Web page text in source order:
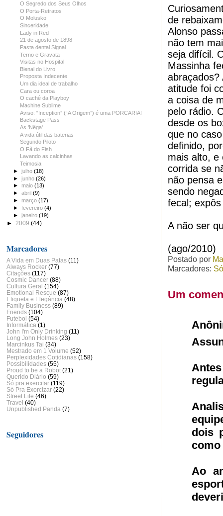
de
Alonso
não tem
seja difícil.
Massinha
abraçados?
atitude foi
a coisa de
pelo rádio.
desde os
que no
definido,
mais alto, e
corrida se
não pensa
sendo
fecal;
A não ser
(ago/2010)
Postado por
Marcadores:
Um
dois
como
Ao
O Segredo dos Seus Olhos
O Porta-Retratos
O Molusko
Sinceridade
Lady in Red
21 de agosto de 1898
Pasta dental Signal
Terno e Gravata
Visitas no Hospital
Bienal do Livro
Proposta Indecente
Um dia ideal de trabalho
Cara ou coroa
O cachê da Playboy
Machine Sublime
Aviso: “Inception” (“A Origem”) é uma PORCARIA!
Backstage Pass
As 'Nêga'
A vida útil das baterias
Segundo Piloto
O Fã do Fish
Lavando as calcinhas
Teimosia
►julho(18)
►junho(26)
►maio(13)
►abril(9)
►março(17)
►fevereiro(4)
►janeiro(19)
► 2009 (44)
Marcadores
A Vida em Duas Patas (11)
Always Rocker (77)
Citações (117)
Cosmic Dancer (88)
Cultura Geral (154)
Emotional Rescue (87)
Etiqueta e Elegância (48)
Family Business (89)
Friends (104)
Futebol (54)
Informática (1)
John I'm Only Drinking (11)
Long John Holmes (23)
Marcinkus Tai (34)
Mestrado em 1 Volume (52)
Perplexidades Cotidianas (158)
Possibilidades (55)
Proud to be a Robot (21)
Querido Diário (59)
Só pra exercitar (119)
Só Pra Exorcizar (22)
Street Life (46)
Travel (40)
Unpublished Panda (7)
Seguidores